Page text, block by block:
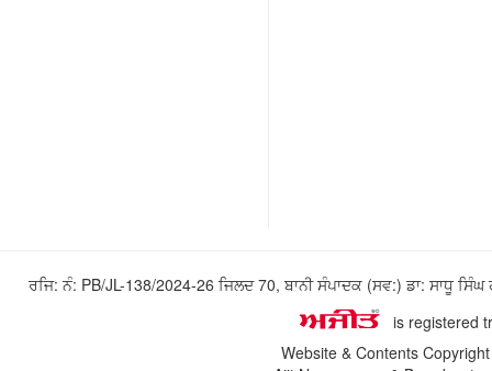
ਰਜਿ: ਨੰ: PB/JL-138/2024-26 ਜਿਲਦ 70, ਬਾਨੀ ਸੰਪਾਦਕ (ਸਵ:) ਡਾ: ਸਾਧੂ
is registered
Website & Contents